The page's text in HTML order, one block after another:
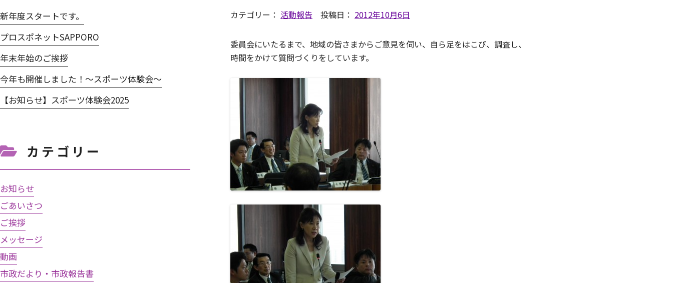
カテゴリー： 活動報告 投稿日： 2012年10月6日
委員会にいたるまで、地域の皆さまからご意見を伺い、自ら足をはこび、調査し、
時間をかけて質問づくりをしています。
新年度スタートです。
プロスポネットSAPPORO
年末年始のご挨拶
今年も開催しました！～スポーツ体験会～
【お知らせ】スポーツ体験会2025
カテゴリー
お知らせ
ごあいさつ
ご挨拶
メッセージ
動画
市政だより・市政報告書